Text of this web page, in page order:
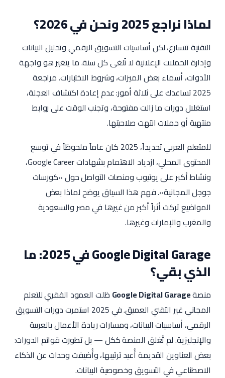
لماذا نراجع 2025 ونحن في 2026؟
التقنية تتسارع، لكن أساسيات التسويق الرقمي وتحليل البيانات
وإدارة الحملات الإعلانية لا تُلغى كل سنة. ما يتغير هو واجهة
الأدوات، أسماء بعض الميزات، وشروط الاختبارات. مراجعة
2025 تساعدك على ثلاثة أمور: عدم إعادة اكتشاف العجلة،
استغلال دورات ما زالت مفتوحة، وتجنب الوقت على روابط
منتهية أو حملات انتهت صلاحيتها.
للمتعلم العربي تحديداً، 2025 كان عاماً ملحوظاً في توسع
المحتوى المحلي، ازدياد الاهتمام بشهادات Google Career،
ونشاط أكبر على يوتيوب ومنصات التواصل حول «كورسات
جوجل المجانية». فهم هذا السياق يوضح لماذا بعض
المواضيع تركت أثراً أكبر من غيرها في مصر والسعودية
والمغرب والإمارات وغيرها.
Google Digital Garage في 2025: ما
الذي بقي؟
منصةGoogle Digital Garage ظلت العمود الفقري للتعلم
المجاني غير التقني العميق. في 2025 استمرت دورات التسويق
الرقمي، أساسيات البيانات، ومسارات ريادة الأعمال بالعربية
والإنجليزية. لم تُغلق المنصة ككل — بل تطورت قوائم الدورات:
بعض العناوين القديمة أُعيد ترتيبها، وأُضيفت وحدات عن الذكاء
الاصطناعي في التسويق وخصوصية البيانات.